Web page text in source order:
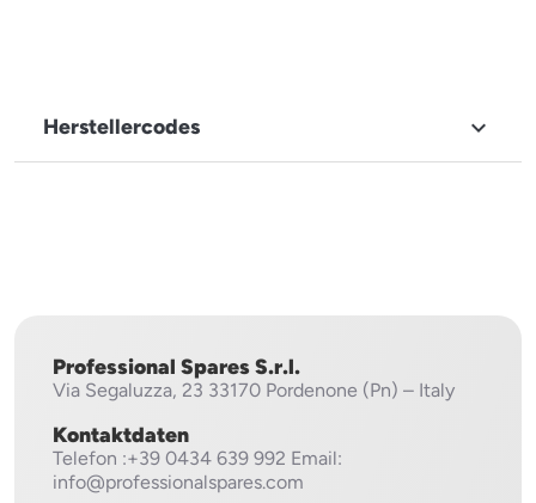
Herstellercodes 
Professional Spares S.r.l.
Via Segaluzza, 23 33170 Pordenone (Pn) – Italy
Kontaktdaten
Telefon :+39 0434 639 992 Email:
info@professionalspares.com